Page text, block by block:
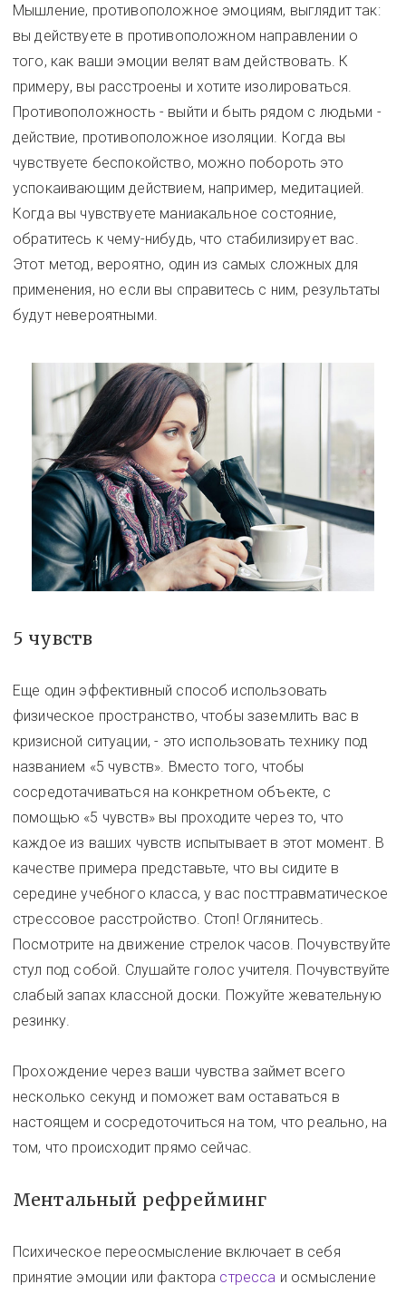
Мышление, противоположное эмоциям, выглядит так:
вы действуете в противоположном направлении о
того, как ваши эмоции велят вам действовать. К
примеру, вы расстроены и хотите изолироваться.
Противоположность - выйти и быть рядом с людьми -
действие, противоположное изоляции. Когда вы
чувствуете беспокойство, можно побороть это
успокаивающим действием, например, медитацией.
Когда вы чувствуете маниакальное состояние,
обратитесь к чему-нибудь, что стабилизирует вас.
Этот метод, вероятно, один из самых сложных для
применения, но если вы справитесь с ним, результаты
будут невероятными.
5 чувств
Еще один эффективный способ использовать
физическое пространство, чтобы заземлить вас в
кризисной ситуации, - это использовать технику под
названием «5 чувств». Вместо того, чтобы
сосредотачиваться на конкретном объекте, с
помощью «5 чувств» вы проходите через то, что
каждое из ваших чувств испытывает в этот момент. В
качестве примера представьте, что вы сидите в
середине учебного класса, у вас посттравматическое
стрессовое расстройство. Стоп! Оглянитесь.
Посмотрите на движение стрелок часов. Почувствуйте
стул под собой. Слушайте голос учителя. Почувствуйте
слабый запах классной доски. Пожуйте жевательную
резинку.
Прохождение через ваши чувства займет всего
несколько секунд и поможет вам оставаться в
настоящем и сосредоточиться на том, что реально, на
том, что происходит прямо сейчас.
Ментальный рефрейминг
Психическое переосмысление включает в себя
принятие эмоции или фактора стресса и осмысление